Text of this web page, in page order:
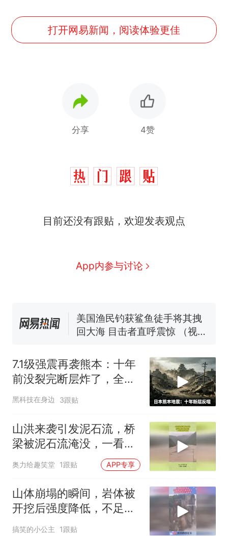
打开网易新闻，阅读体验更佳
分享 4赞
目前还没有跟贴，欢迎发表观点
App内参与讨论
么？
人生
费大厨“全国小炒肉大王”称
号，仅凭视频评出？中国烹饪
140多朵
美国渔民钓获鲨鱼徒手将其拽
回大海 目击者直呼震惊 （视频
官方通报
热 制裁瓜子饺子，美国怕什
么？
7.1级强震再袭熊本：十年
前没裂完断层炸了，全球
半导体供应链悬了
黑科技在身边 3跟贴
山洪来袭引发泥石流，桥
梁被泥石流淹没，一看就
是豆腐渣
奥力给趣笑堂 1跟贴 APP专享
山体崩塌的瞬间，岩体被
开挖后强度降低，不足以
支撑岩体重量！
搞笑的小公主 1跟贴